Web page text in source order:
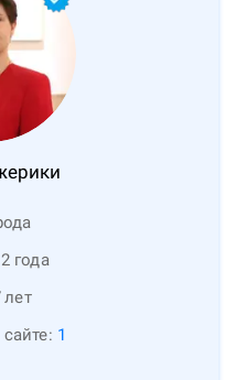
года
лет
1